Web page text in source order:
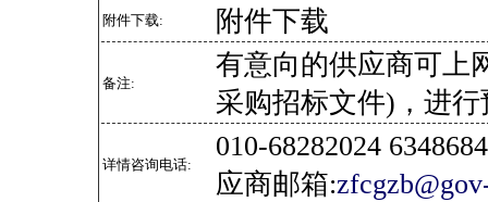
附件下载: 附件下载
备注:
有意向的供应商可上
采购招标文件)，进
详情咨询电话:
010-68282024
应商邮箱: